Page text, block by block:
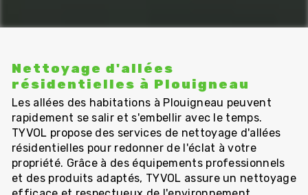
Nettoyage d'allées
résidentielles à Plouigneau
Les allées des habitations à Plouigneau peuvent
rapidement se salir et s'embellir avec le temps.
TYVOL propose des services de nettoyage d'allées
résidentielles pour redonner de l'éclat à votre
propriété. Grâce à des équipements professionnels
et des produits adaptés, TYVOL assure un nettoyage